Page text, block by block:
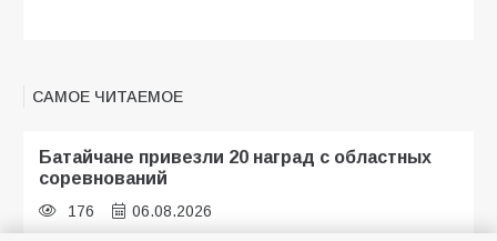
САМОЕ ЧИТАЕМОЕ
Батайчане привезли 20 наград с областных
соревнований
176 06.08.2026